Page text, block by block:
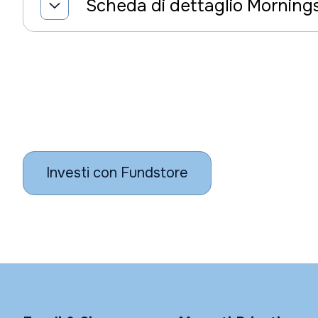
Scheda di dettaglio
Investi con Fundstore